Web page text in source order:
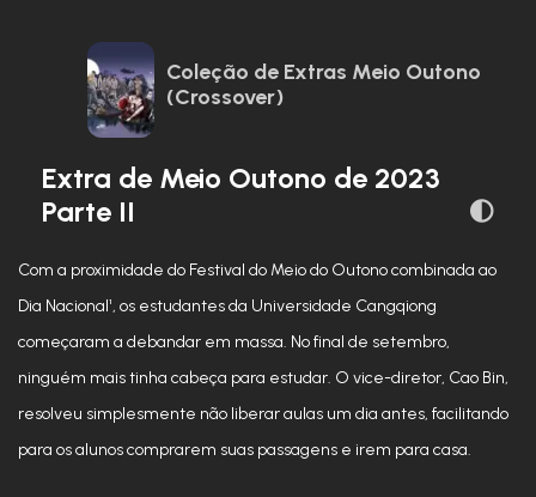
Coleção de Extras Meio Outono
(Crossover)
Extra de Meio Outono de 2023
Parte II
Com a proximidade do Festival do Meio do Outono combinada ao
Dia Nacional¹, os estudantes da Universidade Cangqiong
começaram a debandar em massa. No final de setembro,
ninguém mais tinha cabeça para estudar. O vice-diretor, Cao Bin,
resolveu simplesmente não liberar aulas um dia antes, facilitando
para os alunos comprarem suas passagens e irem para casa.